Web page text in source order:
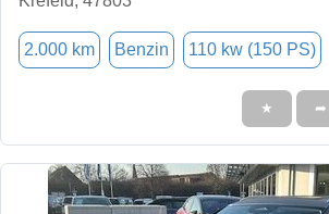
2.000 km Benzin 110 kw (150 PS)
★ ➦